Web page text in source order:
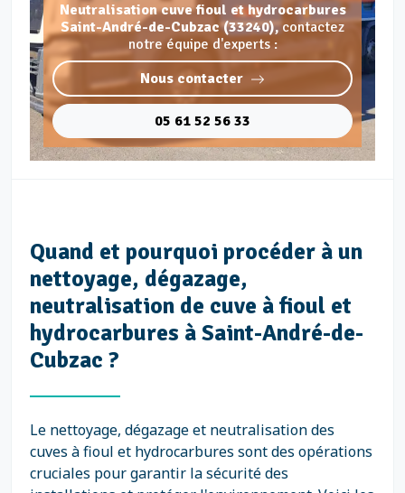
Neutralisation cuve fioul et hydrocarbures
Saint-André-de-Cubzac (33240),contactez
notre équipe d'experts :
Nous contacter
05 61 52 56 33
Quand et pourquoi procéder à un
nettoyage, dégazage,
neutralisation de cuve à fioul et
hydrocarbures à Saint-André-de-
Cubzac ?
Le nettoyage, dégazage et neutralisation des
cuves à fioul et hydrocarbures sont des opérations
cruciales pour garantir la sécurité des